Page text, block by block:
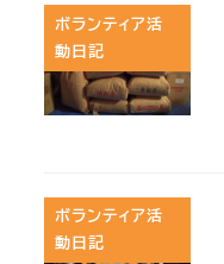
ボランティア活
動日記
ボランティア活
動日記